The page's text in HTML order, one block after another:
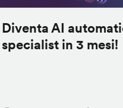
Diventa AI
specialist in 3 mesi!